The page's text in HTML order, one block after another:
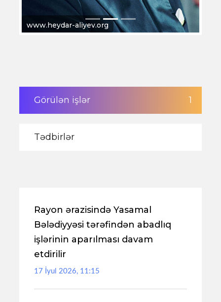
www.heydar-aliyev.org
Görülən işlər 1
Tədbirlər
Rayon ərazisində Yasamal
Bələdiyyəsi tərəfindən abadlıq
işlərinin aparılması davam
etdirilir
17 İyul 2026, 11:15